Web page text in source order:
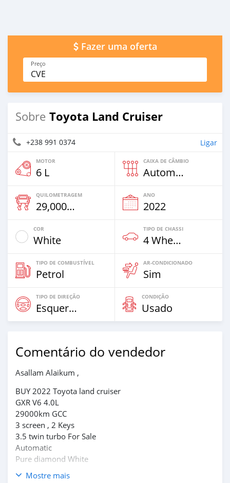
Fazer uma oferta
Preço
CVE
Sobre Toyota Land Cruiser
+238 991 0374 Ligar
MOTOR
6 L
CAIXA DE CÂMBIO
Automático
QUILOMETRAGEM
29,000 Km
ANO
2022
COR
White
TIPO DE CHASSI
4 Wheel Drives & SUVs
TIPO DE COMBUSTÍVEL
Petrol
AR-CONDICIONADO
Sim
TIPO DE DIREÇÃO
Esquerda
CONDIÇÃO
Usado
Comentário do vendedor
Asallam Alaikum ,
BUY 2022 Toyota land cruiser
GXR V6 4.0L
29000km GCC
3 screen , 2 Keys
3.5 twin turbo For Sale
Automatic
Pure diamond White
Sunroof, leather Seats with beige, Parking Sensors,Lane
Mostre mais